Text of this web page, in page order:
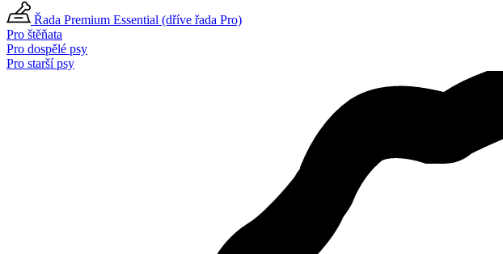
Řada Premium Essential (dříve řada Pro)
Pro štěňata
Pro dospělé psy
Pro starší psy